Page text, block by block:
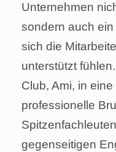
Unternehmen
sondern auch
sich die
unterstützt
Club, Ami, in
professionelle
gegenseitigen